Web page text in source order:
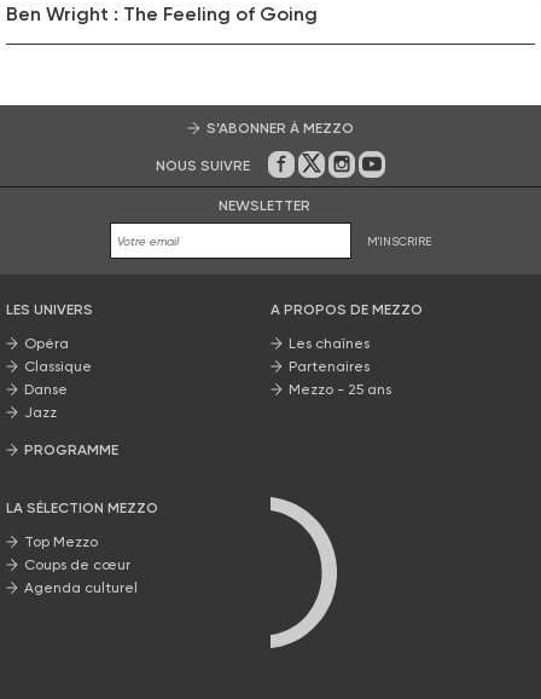
Ben Wright : The Feeling of Going
S’ABONNER À MEZZO
NOUS SUIVRE Sur Facebook
Sur Twitter
Sur Instagram
Sur Youtube
NEWSLETTER
M'INSCRIRE
LES UNIVERS
Opéra
Classique
Danse
Jazz
PROGRAMME
LA SÉLECTION MEZZO
Top Mezzo
Coups de cœur
Agenda culturel
A PROPOS DE MEZZO
Les chaînes
Partenaires
Mezzo - 25 ans